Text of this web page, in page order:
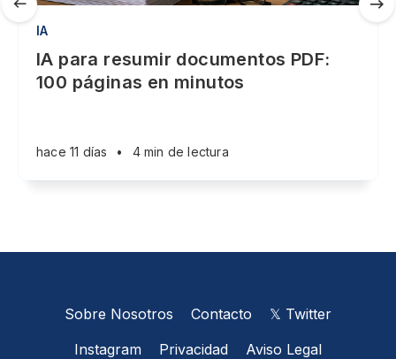
IA
IA para resumir documentos PDF:
100 páginas en minutos
hace 11 días • 4 min de lectura
Sobre Nosotros Contacto
𝕏 Twitter
Instagram
Privacidad Aviso Legal